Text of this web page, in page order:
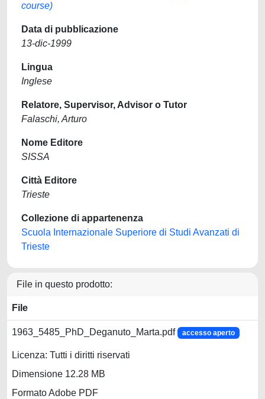
course)
Data di pubblicazione
13-dic-1999
Lingua
Inglese
Relatore, Supervisor, Advisor o Tutor
Falaschi, Arturo
Nome Editore
SISSA
Città Editore
Trieste
Collezione di appartenenza
Scuola Internazionale Superiore di Studi Avanzati di
Trieste
File in questo prodotto:
File
1963_5485_PhD_Deganuto_Marta.pdf accesso aperto
Licenza: Tutti i diritti riservati
Dimensione 12.28 MB
Formato Adobe PDF